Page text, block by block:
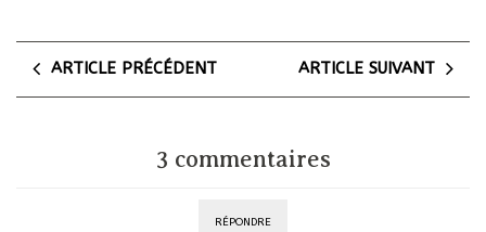
ARTICLE PRÉCÉDENT ARTICLE SUIVANT
3 commentaires
RÉPONDRE